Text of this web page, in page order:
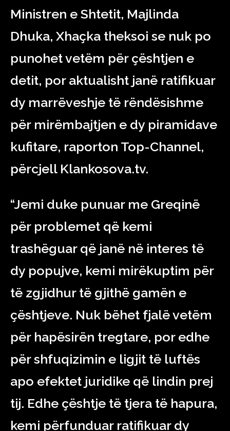
Ministren e Shtetit, Majlinda
Dhuka, Xhaçka theksoi se nuk po
punohet vetëm për çështjen e
detit, por aktualisht janë ratifikuar
dy marrëveshje të rëndësishme
për mirëmbajtjen e dy piramidave
kufitare, raporton Top-Channel,
përcjell Klankosova.tv.
“Jemi duke punuar me Greqinë
për problemet që kemi
trashëguar që janë në interes të
dy popujve, kemi mirëkuptim për
të zgjidhur të gjithë gamën e
çështjeve. Nuk bëhet fjalë vetëm
për hapësirën tregtare, por edhe
për shfuqizimin e ligjit të luftës
apo efektet juridike që lindin prej
tij. Edhe çështje të tjera të hapura,
kemi përfunduar ratifikuar dy